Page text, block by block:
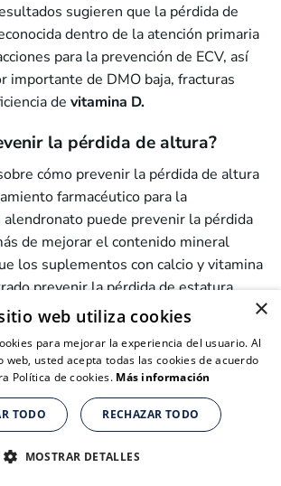
nutricionales para personas de + de 40 años
AQUÍ PARA COMPRAR
sugieren que la pérdida de
dentro de la atención primaria
para la prevención de ECV, así
importante de DMO baja, fracturas
de vitamina D.
la pérdida de altura?
cómo prevenir la pérdida de altura
farmacéutico para la
puede prevenir la pérdida
de mejorar el contenido mineral
los suplementos con calcio y vitamina
prevenir la pérdida de estatura.
de vida, la actividad física se ha
protectora contra la pérdida de estatura
Por eso,el ejercicio físico
significativamente a la
de altura. Aún así, estos
prevenir la pérdida de altura y solo una
nutricionales para personas de + de 40 años
AQUÍ PARA COMPRAR
nutricionales para personas de + de 40 años
AQUÍ PARA COMPRAR
×
web utiliza cookies
para mejorar la experiencia del usuario. Al
usted acepta todas las cookies de acuerdo
Política de cookies. Más información
TODO RECHAZAR TODO
MOSTRAR DETALLES